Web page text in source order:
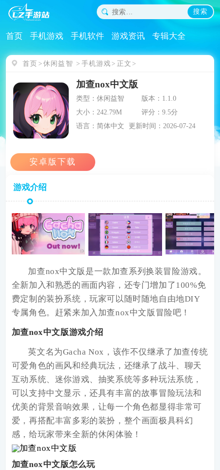
搜索
首页 手机游戏 手机软件 游戏资讯 专辑大全
首页 休闲益智 手机游戏 正文
加查nox中文版
类型：休闲益智
版本：1.1.0
大小：242.79M
评分：9.5分
语言：简体中文
更新时间：2026-07-24
游戏介绍
加查nox中文版 是一款加查系列换装冒险游戏。
全新加入和熟悉的画面内容，还专门增加了100%免
费定制的装扮系统，玩家可以随时随地自由地DIY
专属角色。赶紧来加入加查nox中文版冒险吧！
加查nox中文版游戏介绍
英文名为Gacha Nox，该作不仅继承了加查传统
可爱角色的画风和经典玩法，还继承了战斗、聊天
互动系统、迷你游戏、抽奖系统等多种玩法系统，
可以支持中文显示，还具有丰富的故事冒险玩法和
优美的背景音响效果，让每一个角色都显得非常可
爱，再搭配丰富多彩的装扮，整个画面极具科幻
感，给玩家带来全新的休闲体验！
加查nox中文版怎么玩